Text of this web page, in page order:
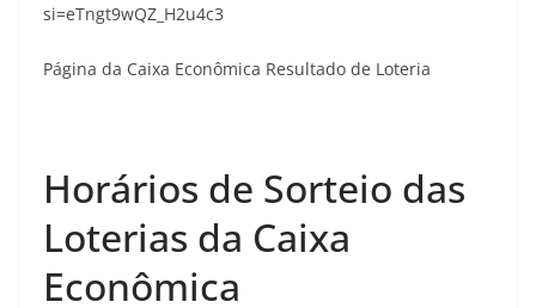
si=eTngt9wQZ_H2u4c3
Página da Caixa Econômica Resultado de Loteria
Horários de Sorteio das
Loterias da Caixa
Econômica